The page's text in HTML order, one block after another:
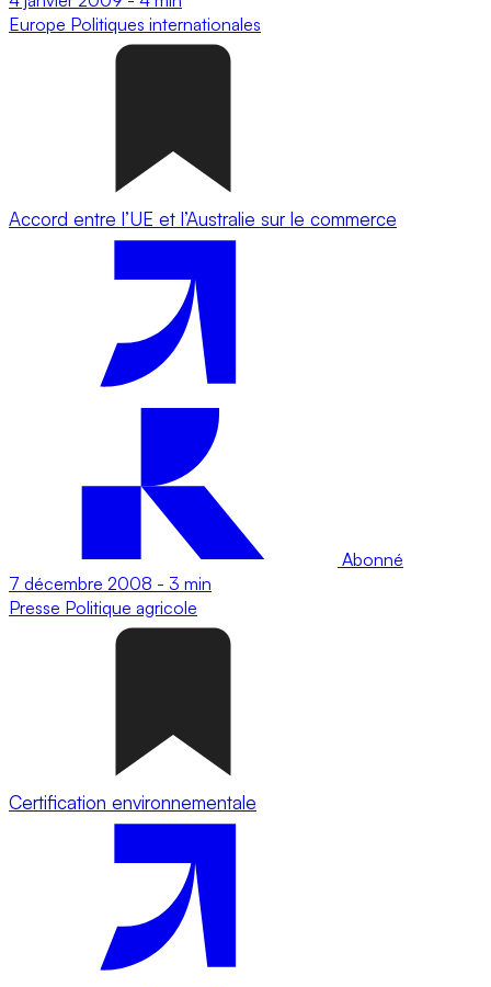
Europe Politiques internationales
Accord entre l’UE et l’Australie sur le commerce
Abonné
7 décembre 2008 - 3 min
Presse Politique agricole
Certification environnementale